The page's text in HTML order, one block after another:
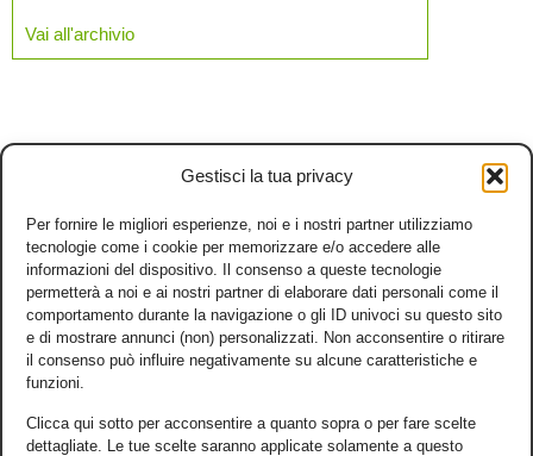
Gestisci la tua privacy
Per fornire le migliori esperienze, noi e i nostri partner utilizziamo
tecnologie come i cookie per memorizzare e/o accedere alle
informazioni del dispositivo. Il consenso a queste tecnologie
permetterà a noi e ai nostri partner di elaborare dati personali come il
comportamento durante la navigazione o gli ID univoci su questo sito
e di mostrare annunci (non) personalizzati. Non acconsentire o ritirare
il consenso può influire negativamente su alcune caratteristiche e
funzioni.
Clicca qui sotto per acconsentire a quanto sopra o per fare scelte
dettagliate. Le tue scelte saranno applicate solamente a questo
Vai all'archivio